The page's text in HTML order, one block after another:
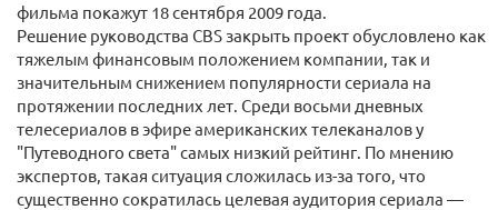
фильма покажут 18 сентября 2009 года.
Решение руководства СBS закрыть проект обусловлено как
тяжелым финансовым положением компании, так и
значительным снижением популярности сериала на
протяжении последних лет. Среди восьми дневных
телесериалов в эфире американских телеканалов у
"Путеводного света" самых низкий рейтинг. По мнению
экспертов, такая ситуация сложилась из-за того, что
существенно сократилась целевая аудитория сериала —